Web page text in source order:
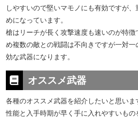
しやすいので堅いマモノにも有効ですが
めになっています。
槍はリーチが長く攻撃速度も速いのが特徴
め複数の敵との戦闘は不向きですが一対
効な武器になります。
オススメ武器
各種のオススメ武器を紹介したいと思い
性能と入手時期が早く手に入れやすいもの